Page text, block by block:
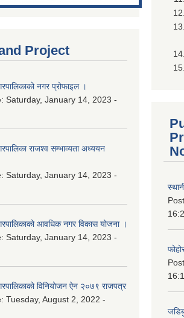
Project
नगर प्रोफाइल ।
Saturday, January 14, 2023 -
राजश्व सम्भाव्यता अध्ययन
Saturday, January 14, 2023 -
आवधिक नगर विकास योजना ।
Saturday, January 14, 2023 -
विनियोजन ऐन २०७९ राजपत्र
Tuesday, August 2, 2022 -